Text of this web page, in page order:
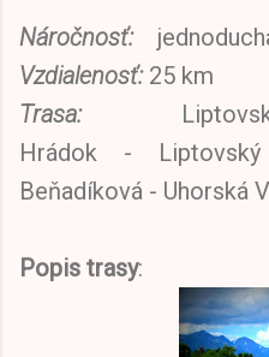
Náročnosť:
Vzdialenosť:25 km
Trasa:Liptovský
Hrádok -
Beňadíková - Uhorská
Popis trasy: